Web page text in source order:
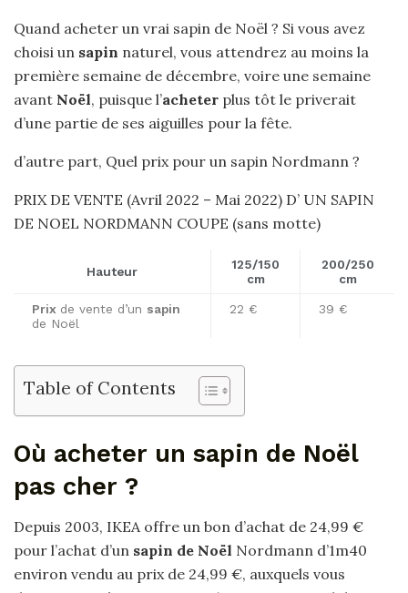
Quand acheter un vrai sapin de Noël ? Si vous avez
choisi un sapin naturel, vous attendrez au moins la
première semaine de décembre, voire une semaine
avant Noël, puisque l’acheter plus tôt le priverait
d’une partie de ses aiguilles pour la fête.
d’autre part, Quel prix pour un sapin Nordmann ?
PRIX DE VENTE (Avril 2022 – Mai 2022) D’ UN SAPIN
DE NOEL NORDMANN COUPE (sans motte)
Hauteur
125/150
cm
200/250
cm
Prix de vente d’un sapin
de Noël
22 € 39 €
Table of Contents
Où acheter un sapin de Noël
pas cher ?
Depuis 2003, IKEA offre un bon d’achat de 24,99 €
pour l’achat d’un sapin de Noël Nordmann d’1m40
environ vendu au prix de 24,99 €, auxquels vous